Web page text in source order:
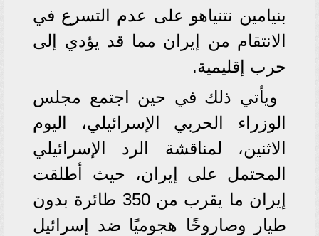
بنيامين نتنياهو على عدم التسرع في
الانتقام من إيران مما قد يؤدي إلى
حرب إقليمية.
ويأتي ذلك في حين اجتمع مجلس
الوزراء الحربي الإسرائيلي، اليوم
الاثنين، لمناقشة الرد الإسرائيلي
المحتمل على إيران، حيث أطلقت
إيران ما يقرب من 350 طائرة بدون
طيار وصاروخًا هجوميًا ضد إسرائيل